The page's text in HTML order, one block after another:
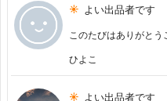
よい出品者です
このたびはありがとう
ひよこ
よい出品者です